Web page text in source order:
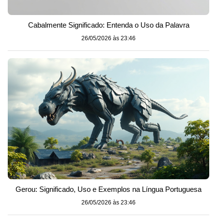
Cabalmente Significado: Entenda o Uso da Palavra
26/05/2026 às 23:46
Gerou: Significado, Uso e Exemplos na Língua Portuguesa
26/05/2026 às 23:46